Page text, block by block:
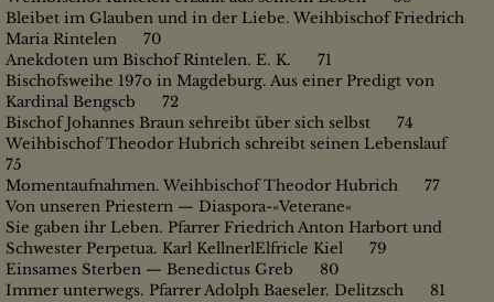
Bleibet im Glauben und in der Liebe. Weihbischof Friedrich
Maria Rintelen 70
Anekdoten um Bischof Rintelen. E. K. 71
Bischofsweihe 197o in Magdeburg. Aus einer Predigt von
Kardinal Bengscb 72
Bischof Johannes Braun sehreibt über sich selbst 74
Weihbischof Theodor Hubrich schreibt seinen Lebenslauf
75
Momentaufnahmen. Weihbischof Theodor Hubrich 77
Von unseren Priestern — Diaspora-«Veterane«
Sie gaben ihr Leben. Pfarrer Friedrich Anton Harbort und
Schwester Perpetua. Karl KellnerlElfricle Kiel 79
Einsames Sterben — Benedictus Greb 80
Immer unterwegs. Pfarrer Adolph Baeseler. Delitzsch 81